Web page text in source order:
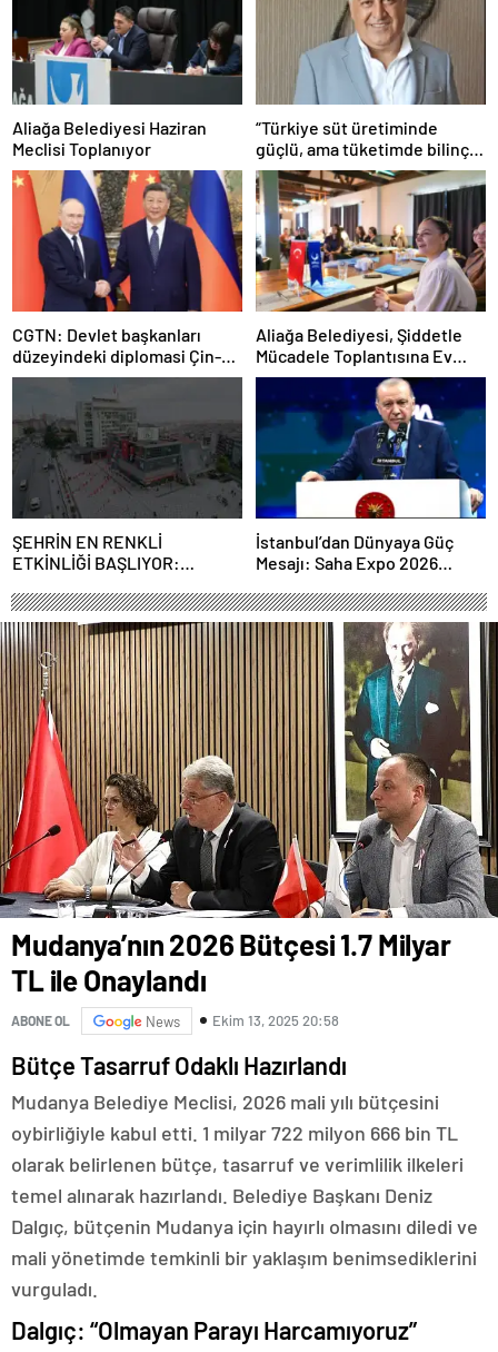
Aliağa Belediyesi Haziran
Meclisi Toplanıyor
“Türkiye süt üretiminde
güçlü, ama tüketimde bilinç
şart”
CGTN: Devlet başkanları
düzeyindeki diplomasi Çin-
Rusya arasındaki büyüyen
ortaklığı güçlendiriyor
Aliağa Belediyesi, Şiddetle
Mücadele Toplantısına Ev
Sahipliği Yaptı
ŞEHRİN EN RENKLİ
ETKİNLİĞİ BAŞLIYOR:
FESTİVALİ” HEYECANI
GAZİOSMANPAŞA’DA
YAŞANACAK
İstanbul’dan Dünyaya Güç
Mesajı: Saha Expo 2026
Mudanya’nın 2026 Bütçesi 1.7 Milyar
TL ile Onaylandı
ABONE OL News Ekim 13, 2025 20:58
Bütçe Tasarruf Odaklı Hazırlandı
Mudanya Belediye Meclisi, 2026 mali yılı bütçesini
oybirliğiyle kabul etti. 1 milyar 722 milyon 666 bin TL
olarak belirlenen bütçe, tasarruf ve verimlilik ilkeleri
temel alınarak hazırlandı. Belediye Başkanı Deniz
Dalgıç, bütçenin Mudanya için hayırlı olmasını diledi ve
mali yönetimde temkinli bir yaklaşım benimsediklerini
vurguladı.
Dalgıç: “Olmayan Parayı Harcamıyoruz”